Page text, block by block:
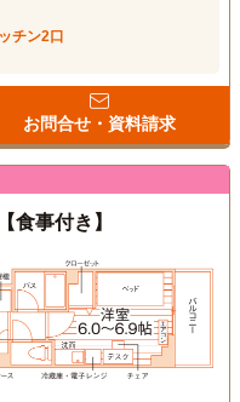
チン2口
お問合せ・資料請求
食事付き】